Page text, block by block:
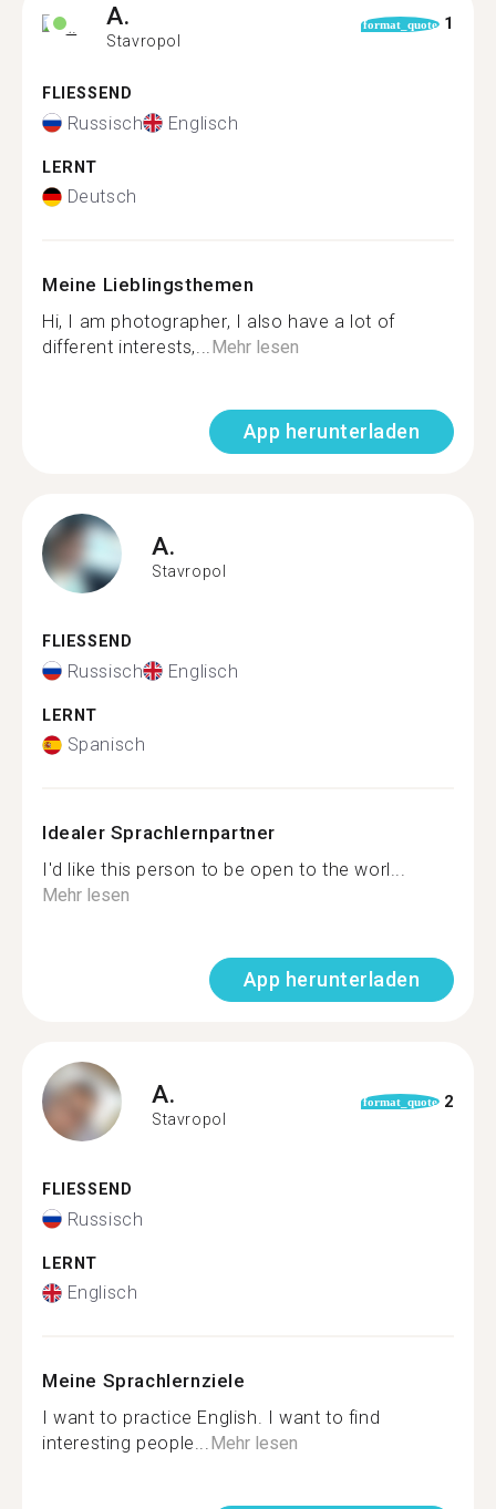
A.
Stavropol
format_quote 1
FLIESSEND
Russisch Englisch
LERNT
Deutsch
Meine Lieblingsthemen
Hi, I am photographer, I also have a lot of
different interests,...Mehr lesen
App herunterladen
A.
Stavropol
FLIESSEND
Russisch Englisch
LERNT
Spanisch
Idealer Sprachlernpartner
I'd like this person to be open to the worl...
Mehr lesen
App herunterladen
A.
Stavropol
format_quote 2
FLIESSEND
Russisch
LERNT
Englisch
Meine Sprachlernziele
I want to practice English. I want to find
interesting people...Mehr lesen